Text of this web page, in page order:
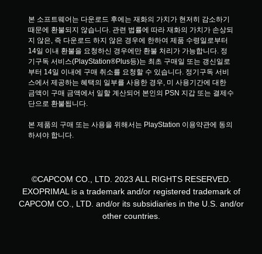
본 소프트웨어는 다운로드 후에는 재화의 가치가 현저히 감소하기
때문에 환불되지 않습니다. 관련 법률에 따라 재화의 가치가 손상되
지 않은, 즉 다운로드 하지 않은 경우에 한하여 제품 수령일로부터
14일 이내 환불을 요청하신 경우에만 환불 처리가 가능합니다. 정
기구독 서비스(PlayStation®Plus등)는 최초 구매일 또는 갱신일로
부터 14일 이내에 구매 취소를 요청할 수 있습니다. 정기구독 서비
스에서 제공하는 혜택의 일부를 사용한 경우, 미 사용기간에 대한
금액이 구매 금액에서 일할 계산되어 본인의 PSN 지갑 또는 결제수
단으로 환불됩니다.
본 제품의 구매 또는 사용을 위해서는 PlayStation 이용약관에 동의
하셔야 합니다.
©CAPCOM CO., LTD. 2023 ALL RIGHTS RESERVED.
EXOPRIMAL is a trademark and/or registered trademark of
CAPCOM CO., LTD. and/or its subsidiaries in the U.S. and/or
other countries.